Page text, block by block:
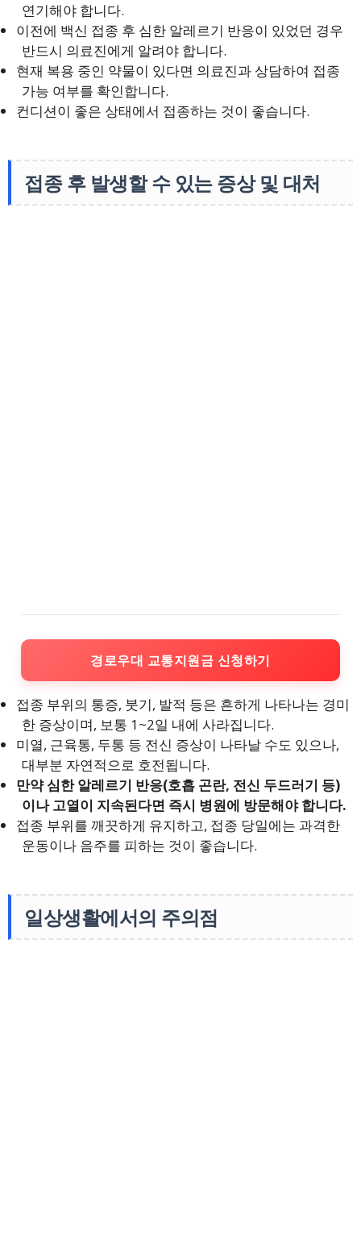
연기해야 합니다.
이전에 백신 접종 후 심한 알레르기 반응이 있었던 경우
반드시 의료진에게 알려야 합니다.
현재 복용 중인 약물이 있다면 의료진과 상담하여 접종
가능 여부를 확인합니다.
컨디션이 좋은 상태에서 접종하는 것이 좋습니다.
접종 후 발생할 수 있는 증상 및 대처
경로우대 교통지원금 신청하기
접종 부위의 통증, 붓기, 발적 등은 흔하게 나타나는 경미
한 증상이며, 보통 1~2일 내에 사라집니다.
미열, 근육통, 두통 등 전신 증상이 나타날 수도 있으나,
대부분 자연적으로 호전됩니다.
만약 심한 알레르기 반응(호흡 곤란, 전신 두드러기 등)
이나 고열이 지속된다면 즉시 병원에 방문해야 합니다.
접종 부위를 깨끗하게 유지하고, 접종 당일에는 과격한
운동이나 음주를 피하는 것이 좋습니다.
일상생활에서의 주의점